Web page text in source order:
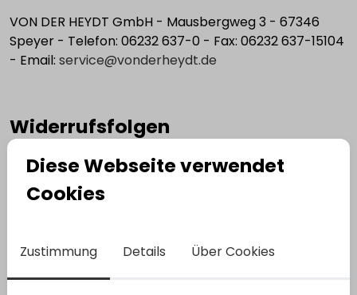
VON DER HEYDT GmbH - Mausbergweg 3 - 67346
Speyer - Telefon: 06232 637-0 - Fax: 06232 637-15104
- Email: service@vonderheydt.de
Widerrufsfolgen
Im Falle eines wirksamen Widerrufs sind die
beiderseits empfangenen Leistungen
zurückzugewähren und ggf. gezogene Nutzungen (z. B.
Gebrauchsvorteile) nicht oder teilweise nicht oder
nur in verschlechtertem Zustand zurückgewähren
Diese Webseite verwendet
Cookies
Zustimmung Details Über Cookies